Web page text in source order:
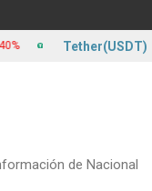
de Nacional
Tether(USDT)